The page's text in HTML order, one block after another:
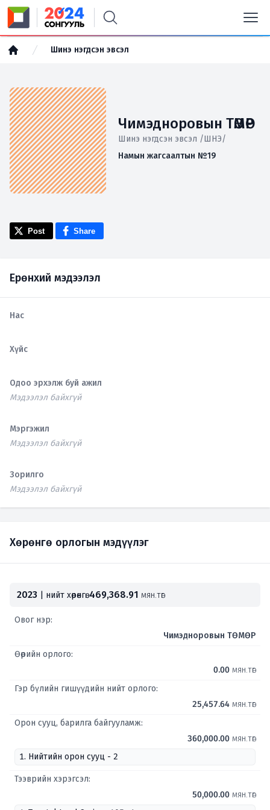
Шинэ нэгдсэн эвсэл
Чимэдноровын ТӨМӨР
Шинэ нэгдсэн эвсэл /ШНЭ/
Намын жагсаалтын №19
Post Share
Ерөнхий мэдээлэл
Нас
Хүйс
Одоо эрхэлж буй ажил
Мэдээлэл байхгүй
Мэргэжил
Мэдээлэл байхгүй
Зорилго
Мэдээлэл байхгүй
Хөрөнгө орлогын мэдүүлэг
2023 | нийт хөрөнгө:469,368.91 мян.төг
Овог нэр:
Чимэдноровын ТӨМӨР
Өөрийн орлого:
0.00 мян.төг
Гэр бүлийн гишүүдийн нийт орлого:
25,457.64 мян.төг
Орон сууц, барилга байгууламж:
360,000.00 мян.төг
1. Нийтийн орон сууц - 2
Тээврийн хэрэгсэл:
50,000.00 мян.төг